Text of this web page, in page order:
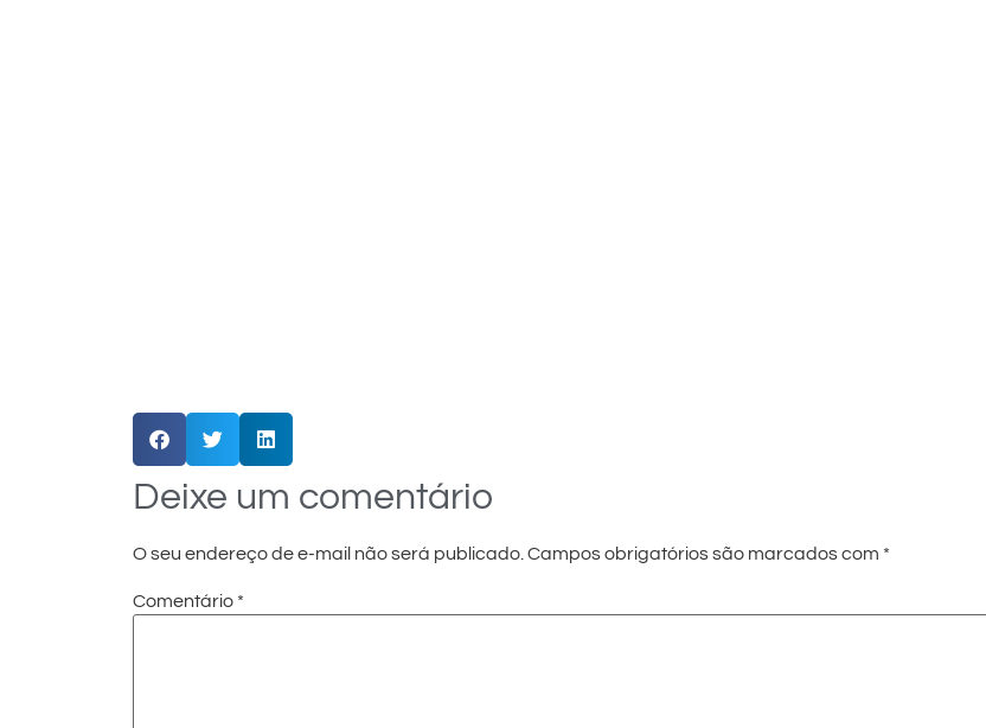
Deixe um comentário
O seu endereço de e-mail não será publicado.Campos obrigatórios são marcados com *
Comentário *